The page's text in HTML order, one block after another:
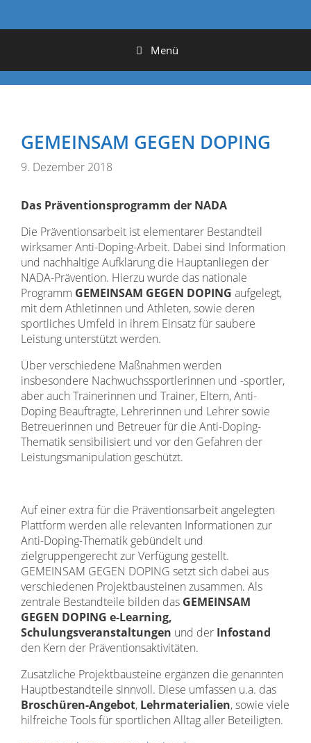
Menü
GEMEINSAM GEGEN DOPING
9. Dezember 2018
Das Präventionsprogramm der NADA
Die Präventionsarbeit ist elementarer Bestandteil
wirksamer Anti-Doping-Arbeit. Dabei sind Information
und nachhaltige Aufklärung die Hauptanliegen der
NADA-Prävention. Hierzu wurde das nationale
Programm GEMEINSAM GEGEN DOPING aufgelegt,
mit dem Athletinnen und Athleten, sowie deren
sportliches Umfeld in ihrem Einsatz für saubere
Leistung unterstützt werden.
Über verschiedene Maßnahmen werden
insbesondere Nachwuchssportlerinnen und -sportler,
aber auch Trainerinnen und Trainer, Eltern, Anti-
Doping Beauftragte, Lehrerinnen und Lehrer sowie
Betreuerinnen und Betreuer für die Anti-Doping-
Thematik sensibilisiert und vor den Gefahren der
Leistungsmanipulation geschützt.
Auf einer extra für die Präventionsarbeit angelegten
Plattform werden alle relevanten Informationen zur
Anti-Doping-Thematik gebündelt und
zielgruppengerecht zur Verfügung gestellt.
GEMEINSAM GEGEN DOPING setzt sich dabei aus
verschiedenen Projektbausteinen zusammen. Als
zentrale Bestandteile bilden das GEMEINSAM
GEGEN DOPING e-Learning,
Schulungsveranstaltungen und der Infostand
den Kern der Präventionsaktivitäten.
Zusätzliche Projektbausteine ergänzen die genannten
Hauptbestandteile sinnvoll. Diese umfassen u.a. das
Broschüren-Angebot, Lehrmaterialien, sowie viele
hilfreiche Tools für sportlichen Alltag aller Beteiligten.